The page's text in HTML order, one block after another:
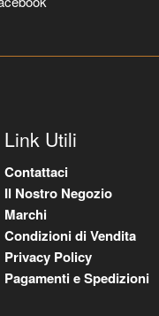
Link Utili
Contattaci
Il Nostro Negozio
Marchi
Condizioni di Vendita
Privacy Policy
Pagamenti e Spedizioni